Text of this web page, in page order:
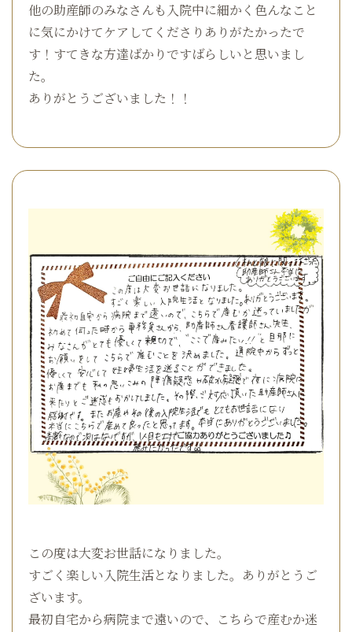
他の助産師のみなさんも入院中に細かく色んなこと
に気にかけてケアしてくださりありがたかったで
す！すてきな方達ばかりですばらしいと思いまし
た。
ありがとうございました！！
この度は大変お世話になりました。
すごく楽しい入院生活となりました。ありがとうご
ざいます。
最初自宅から病院まで遠いので、こちらで産むか迷